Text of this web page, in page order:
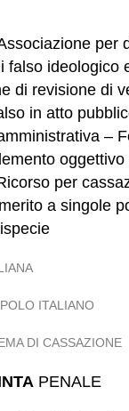
per
falso ideologico
di revisione di
in atto
–
per
a singole
ITALIANO
DI CASSAZIONE
PENALE